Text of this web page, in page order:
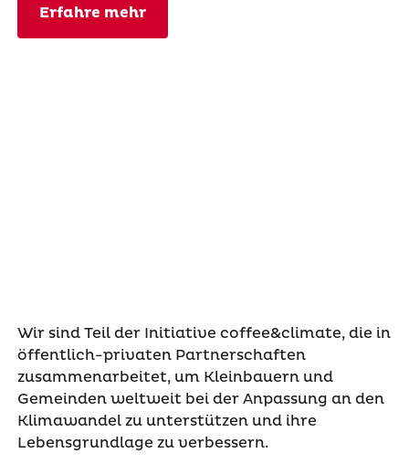
Erfahre mehr
Wir sind Teil der Initiative coffee&climate, die in
öffentlich-privaten Partnerschaften
zusammenarbeitet, um Kleinbauern und
Gemeinden weltweit bei der Anpassung an den
Klimawandel zu unterstützen und ihre
Lebensgrundlage zu verbessern.